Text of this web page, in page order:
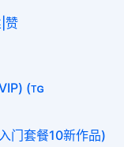
赞
(ᴛɢ
门套餐10新作品)